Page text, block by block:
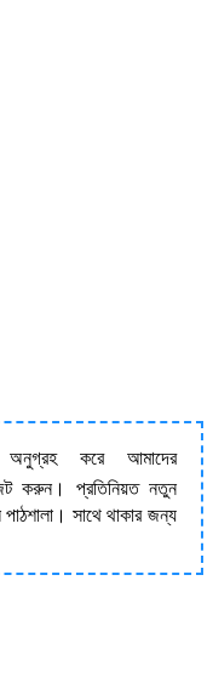
করে আমাদের
করুন। প্রতিনিয়ত নতুন
সাথে থাকার জন্য